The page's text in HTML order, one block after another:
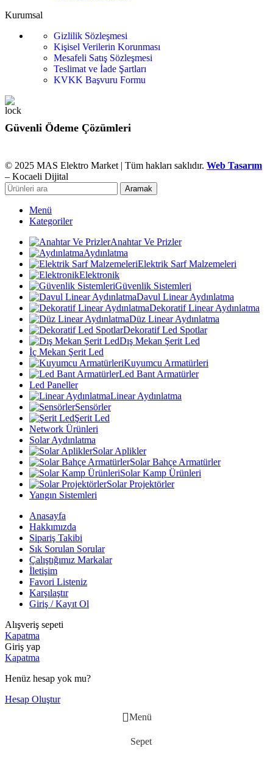
Kurumsal
Gizlilik Sözleşmesi
Kişisel Verilerin Korunması
Mesafeli Satış Sözleşmesi
Teslimat ve İade Şartları
KVKK Başvuru Formu
Güvenli Ödeme Çözümleri
© 2025 MAS Elektro Market | Tüm hakları saklıdır. Web Tasarım
– Kocaeli Dijital
Aramak
Menü
Kategoriler
Anahtar Ve Prizler
Aydınlatma
Elektrik Sarf Malzemeleri
Elektronik
Güvenlik Sistemleri
Davul Linear Aydınlatma
Dekoratif Linear Aydınlatma
Düz Linear Aydınlatma
Dekoratif Led Spotlar
Dış Mekan Şerit Led
İç Mekan Şerit Led
Kuyumcu Armatürleri
Led Bant Armatürler
Led Paneller
Linear Aydınlatma
Sensörler
Şerit Led
Network Ürünleri
Solar Aydınlatma
Solar Aplikler
Solar Bahçe Armatürler
Solar Kamp Ürünleri
Solar Projektörler
Yangın Sistemleri
Anasayfa
Hakkımızda
Sipariş Takibi
Sık Sorulan Sorular
Çalıştığımız Markalar
İletişim
Favori Listeniz
Karşılaştır
Giriş / Kayıt Ol
Alışveriş sepeti
Kapatma
Giriş yap
Kapatma
Henüz hesap yok mu?
Hesap Oluştur
Menü
Sepet